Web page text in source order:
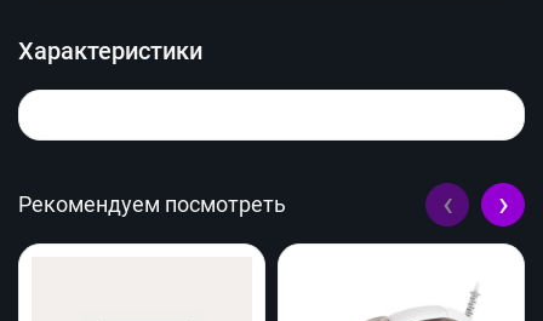
Характеристики
Рекомендуем посмотреть ‹ ›